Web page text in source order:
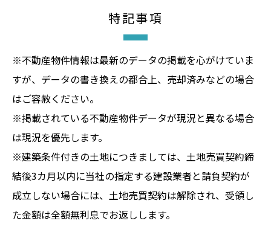
特記事項
※不動産物件情報は最新のデータの掲載を心がけていま
すが、データの書き換えの都合上、売却済みなどの場合
はご容赦ください。
※掲載されている不動産物件データが現況と異なる場合
は現況を優先します。
※建築条件付きの土地につきましては、土地売買契約締
結後3カ月以内に当社の指定する建設業者と請負契約が
成立しない場合には、土地売買契約は解除され、受領し
た金額は全額無利息でお返しします。